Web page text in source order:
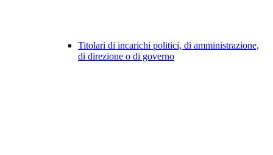
Titolari di incarichi politici, di amministrazione,
di direzione o di governo